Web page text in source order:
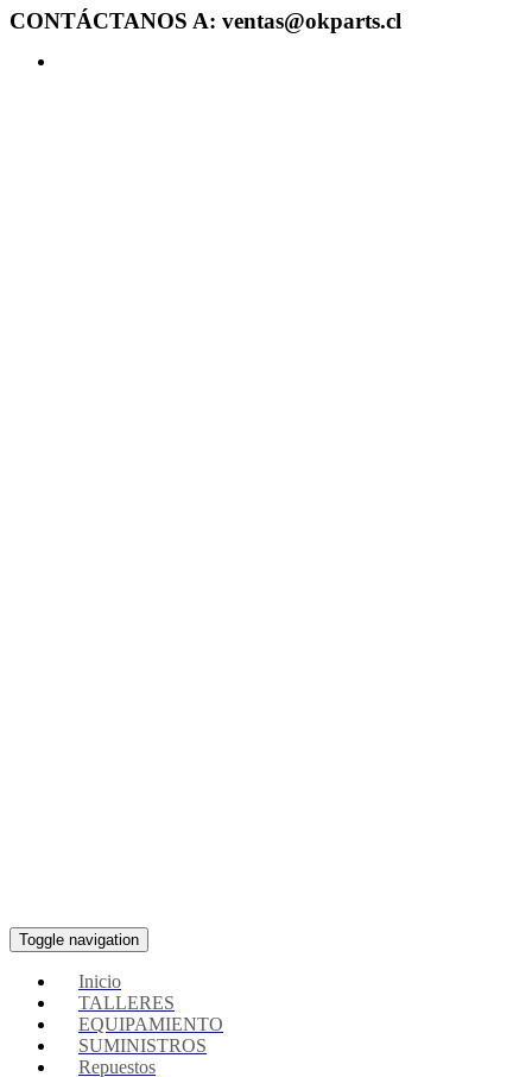
CONTÁCTANOS A: ventas@okparts.cl
Toggle navigation
Inicio
TALLERES
EQUIPAMIENTO
SUMINISTROS
Repuestos